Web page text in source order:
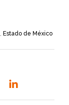
, Estado de México